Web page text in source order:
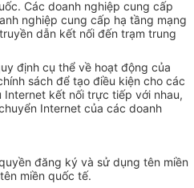
Các doanh nghiệp cung cấp
nghiệp cung cấp hạ tầng mạng
dẫn kết nối đến trạm trung
định cụ thể về hoạt động của
sách để tạo điều kiện cho các
kết nối trực tiếp với nhau,
Internet của các doanh
đăng ký và sử dụng tên miền
miền quốc tế.